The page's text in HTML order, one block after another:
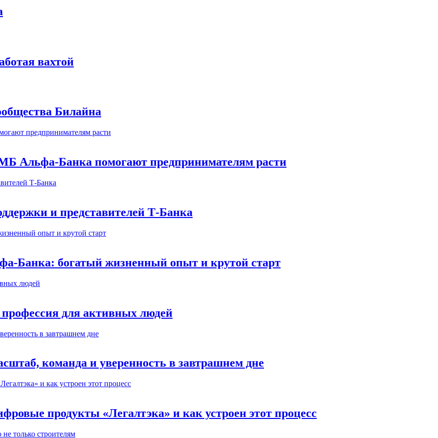
вахтой
Билайна
Альфа-Банка помогают предпринимателям расти
и представителей Т-Банка
Банка: богатый жизненный опыт и крутой старт
для активных людей
команда и уверенность в завтрашнем дне
продукты «Легалтэка» и как устроен этот процесс